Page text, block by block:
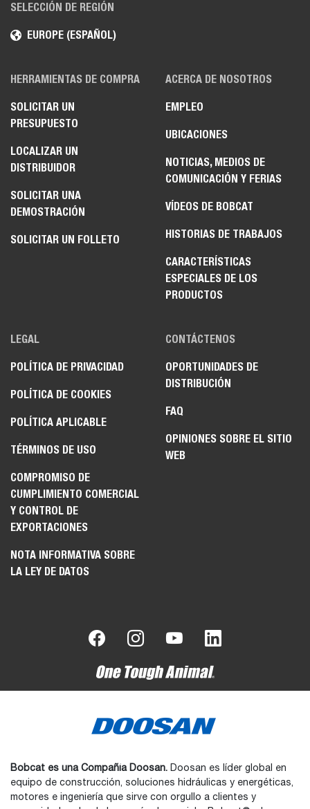
SELECCIÓN DE REGIÓN
EUROPE (ESPAÑOL)
HERRAMIENTAS DE COMPRA
SOLICITAR UN
PRESUPUESTO
LOCALIZAR UN
DISTRIBUIDOR
SOLICITAR UNA
DEMOSTRACIÓN
SOLICITAR UN FOLLETO
ACERCA DE NOSOTROS
EMPLEO
UBICACIONES
NOTICIAS, MEDIOS DE
COMUNICACIÓN Y FERIAS
VÍDEOS DE BOBCAT
HISTORIAS DE TRABAJOS
CARACTERÍSTICAS
ESPECIALES DE LOS
PRODUCTOS
LEGAL
POLÍTICA DE PRIVACIDAD
POLÍTICA DE COOKIES
POLÍTICA APLICABLE
TÉRMINOS DE USO
COMPROMISO DE
CUMPLIMIENTO COMERCIAL
Y CONTROL DE
EXPORTACIONES
NOTA INFORMATIVA SOBRE
LA LEY DE DATOS
CONTÁCTENOS
OPORTUNIDADES DE
DISTRIBUCIÓN
FAQ
OPINIONES SOBRE EL SITIO
WEB
Bobcat es una Compañía Doosan. Doosan es líder global en
equipo de construcción, soluciones hidráulicas y energéticas,
motores e ingeniería que sirve con orgullo a clientes y